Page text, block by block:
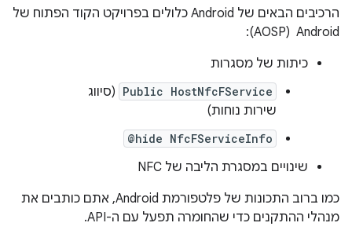
הרכיבים הבאים של Android כלולים בפרויקט הקוד הפתוח של
Android ‏ (AOSP):
כיתות של מסגרות
Public HostNfcFService (סיווג
שירות נוחות)
@hide NfcFServiceInfo
שינויים במסגרת הליבה של NFC
כמו ברוב התכונות של פלטפורמת Android, אתם כותבים את
מנהלי ההתקנים כדי שהחומרה תפעל עם ה-API.